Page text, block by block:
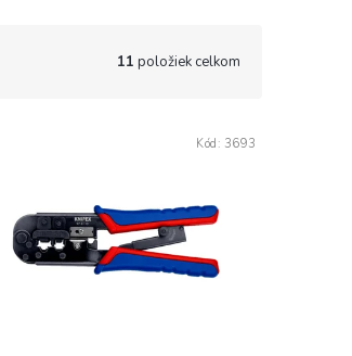
11 položiek celkom
Kód: 3693